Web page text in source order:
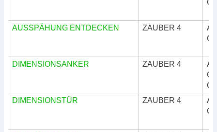
AUSSPÄHUNG ENTDECKEN ZAUBER 4
DIMENSIONSANKER ZAUBER 4
DIMENSIONSTÜR
ZAUBER 4